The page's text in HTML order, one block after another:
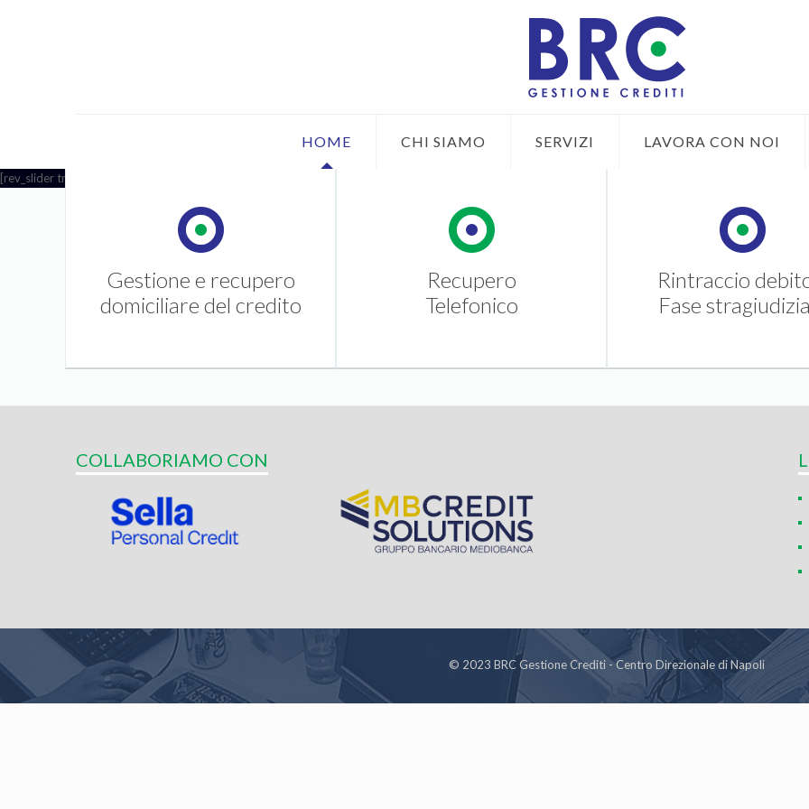
HOME CHI SIAMO SERVIZI LAVORA CON NOI
[rev_slider translator]
Gestione e recupero
domiciliare del credito
Recupero
Telefonico
Rintraccio
Fase
COLLABORIAMO CON
© 2023 BRC Gestione Crediti - Centro Direzionale di Napoli